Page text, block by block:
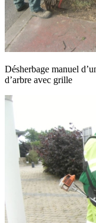
Désherbage manuel
d’arbre avec grille